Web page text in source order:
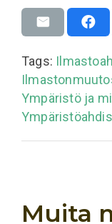
Tags:
Ympäristö ja
Muita